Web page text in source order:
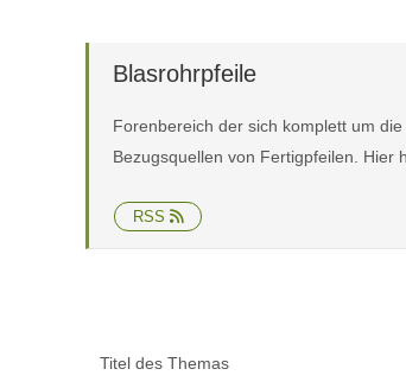
Blasrohrpfeile
Forenbereich der sich komplett um
Bezugsquellen von Fertigpfeilen. Hier
RSS
Titel des Themas